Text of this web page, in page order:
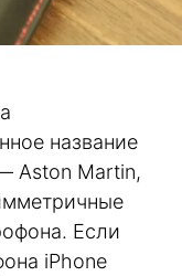
название
Aston Martin,
Если
iPhone